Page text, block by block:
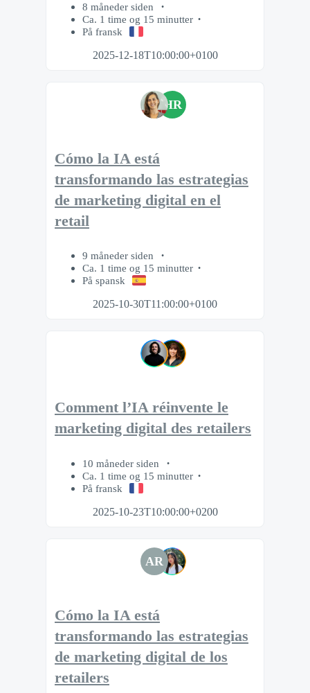
8 måneder siden
Ca. 1 time og 15 minutter
På fransk
2025-12-18T10:00:00+0100
HR
Cómo la IA está
transformando las estrategias
de marketing digital en el
retail
9 måneder siden
Ca. 1 time og 15 minutter
På spansk
2025-10-30T11:00:00+0100
Comment l’IA réinvente le
marketing digital des retailers
10 måneder siden
Ca. 1 time og 15 minutter
På fransk
2025-10-23T10:00:00+0200
AR
Cómo la IA está
transformando las estrategias
de marketing digital de los
retailers